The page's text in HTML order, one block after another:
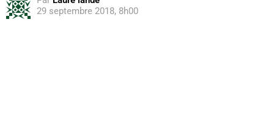
29 septembre 2018, 8h00